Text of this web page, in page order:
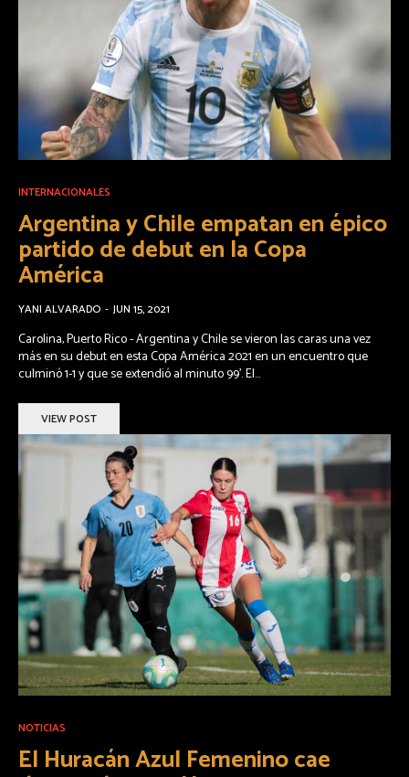
INTERNACIONALES
Argentina y Chile empatan en épico
partido de debut en la Copa
América
YANI ALVARADO - JUN 15, 2021
Carolina, Puerto Rico - Argentina y Chile se vieron las caras una vez
más en su debut en esta Copa América 2021 en un encuentro que
culminó 1-1 y que se extendió al minuto 99'. El...
VIEW POST
NOTICIAS
El Huracán Azul Femenino cae